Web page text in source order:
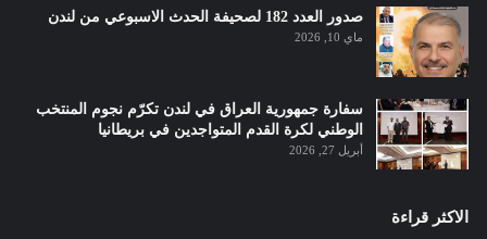
صدور العدد 182 لصحيفة الحدث الاسبوعي من لندن
ماي 10, 2026
سفارة جمهورية العراق في لندن تكرّم نجوم المنتخب
الوطني لكرة القدم المتواجدين في بريطانيا
أبريل 27, 2026
الاكثر قراءة